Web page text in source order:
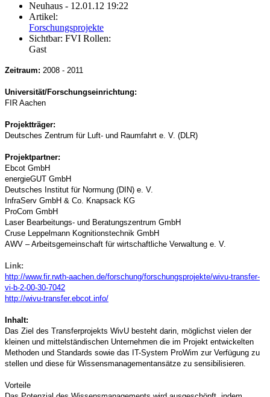
Neuhaus - 12.01.12 19:22
Artikel:
Forschungsprojekte
Sichtbar: FVI Rollen:
Gast
Zeitraum: 2008 - 2011
Universität/Forschungseinrichtung:
FIR Aachen
Projektträger:
Deutsches Zentrum für Luft- und Raumfahrt e. V. (DLR)
Projektpartner:
Ebcot GmbH
energieGUT GmbH
Deutsches Institut für Normung (DIN) e. V.
InfraServ GmbH & Co. Knapsack KG
ProCom GmbH
Laser Bearbeitungs- und Beratungszentrum GmbH
Cruse Leppelmann Kognitionstechnik GmbH
AWV – Arbeitsgemeinschaft für wirtschaftliche Verwaltung e. V.
Link:
http://www.fir.rwth-aachen.de/forschung/forschungsprojekte/wivu-transfer-
vi-b-2-00-30-7042
http://wivu-transfer.ebcot.info/
Inhalt:
Das Ziel des Transferprojekts WivU besteht darin, möglichst vielen der
kleinen und mittelständischen Unternehmen die im Projekt entwickelten
Methoden und Standards sowie das IT-System ProWim zur Verfügung zu
stellen und diese für Wissensmanagementansätze zu sensibilisieren.
Vorteile